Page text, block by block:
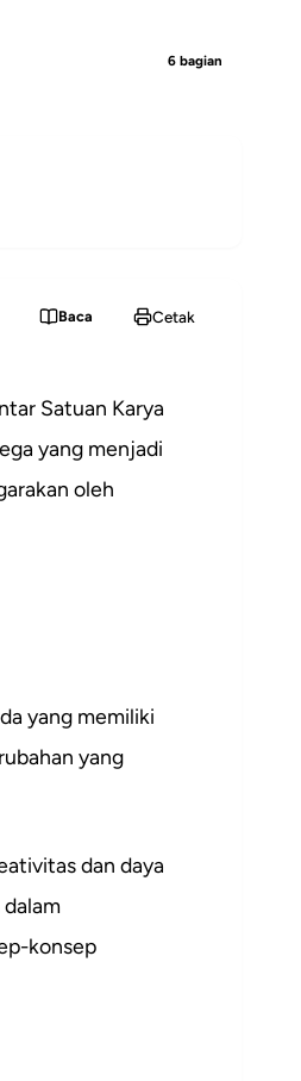
6 bagian
Baca Cetak
Satuan Karya
yang menjadi
oleh
yang memiliki
yang
dan daya
konsep